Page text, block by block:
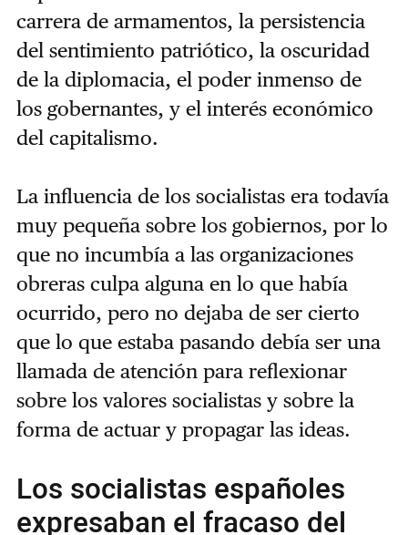
carrera de armamentos, la persistencia
del sentimiento patriótico, la oscuridad
de la diplomacia, el poder inmenso de
los gobernantes, y el interés económico
del capitalismo.
La influencia de los socialistas era todavía
muy pequeña sobre los gobiernos, por lo
que no incumbía a las organizaciones
obreras culpa alguna en lo que había
ocurrido, pero no dejaba de ser cierto
que lo que estaba pasando debía ser una
llamada de atención para reflexionar
sobre los valores socialistas y sobre la
forma de actuar y propagar las ideas.
Los socialistas españoles
expresaban el fracaso del